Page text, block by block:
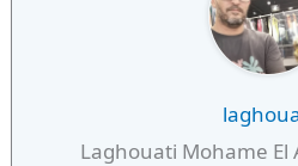
Laghouati Mohame